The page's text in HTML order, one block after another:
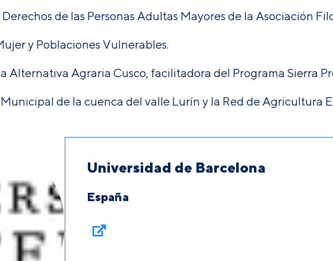
de las Personas Adultas Mayores de la Asociación
y Poblaciones Vulnerables.
Alternativa Agraria Cusco, facilitadora del Programa Sierra
de la cuenca del valle Lurín y la Red de Agricultura
Universidad de Barcelona
España